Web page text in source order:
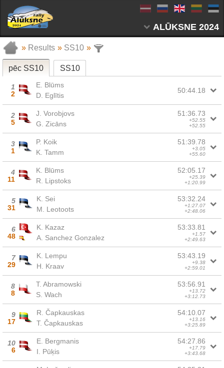
ALŪKSNE 2024
» Results » SS10 »
pēc SS10 SS10
1
2
E. Blūms
D. Eglītis
50:44.18
2
5
J. Vorobjovs
G. Zicāns
51:36.73
+52.55
+52.55
3
1
P. Koik
K. Tamm
51:39.78
+3.05
+55.60
4
11
K. Blūms
R. Lipstoks
52:05.17
+25.39
+1:20.99
5
31
K. Sei
M. Leotoots
53:32.24
+1:27.07
+2:48.06
6
48
K. Kazaz
A. Sanchez Gonzalez
53:33.81
+1.57
+2:49.63
7
29
K. Lempu
H. Kraav
53:43.19
+9.38
+2:59.01
8
8
T. Abramowski
S. Wach
53:56.91
+13.72
+3:12.73
9
17
R. Čapkauskas
T. Čapkauskas
54:10.07
+13.16
+3:25.89
10
6
E. Bergmanis
I. Pūķis
54:27.86
+17.79
+3:43.68